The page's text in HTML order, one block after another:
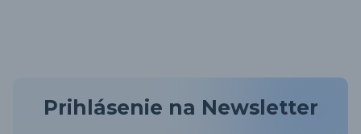
Prihlásenie na Newsletter